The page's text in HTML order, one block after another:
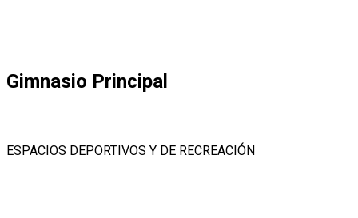
Gimnasio Principal
ESPACIOS DEPORTIVOS Y DE RECREACIÓN